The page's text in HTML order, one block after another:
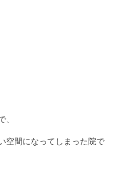
、
空間になってしまった院で